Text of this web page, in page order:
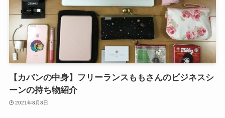
【カバンの中身】フリーランスももさんのビジネスシ
ーンの持ち物紹介
2021年8月8日